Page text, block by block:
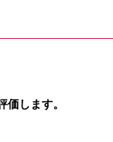
します。